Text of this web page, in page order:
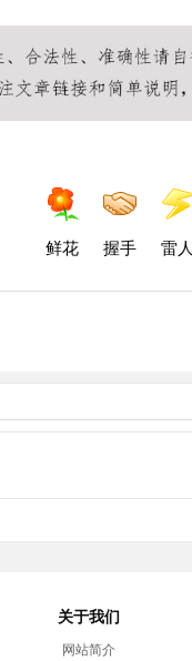
鲜花 握手 雷
关于我们
网站简介